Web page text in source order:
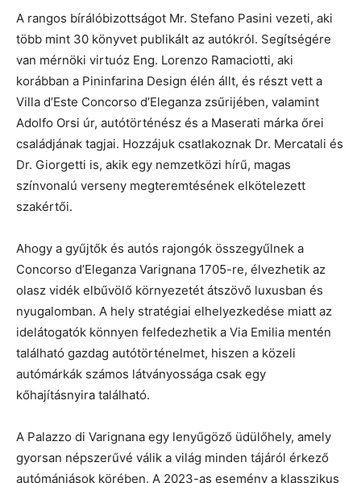
A rangos bírálóbizottságot Mr. Stefano Pasini vezeti, aki
több mint 30 könyvet publikált az autókról. Segítségére
van mérnöki virtuóz Eng. Lorenzo Ramaciotti, aki
korábban a Pininfarina Design élén állt, és részt vett a
Villa d’Este Concorso d’Eleganza zsűrijében, valamint
Adolfo Orsi úr, autótörténész és a Maserati márka őrei
családjának tagjai. Hozzájuk csatlakoznak Dr. Mercatali és
Dr. Giorgetti is, akik egy nemzetközi hírű, magas
színvonalú verseny megteremtésének elkötelezett
szakértői.
Ahogy a gyűjtők és autós rajongók összegyűlnek a
Concorso d’Eleganza Varignana 1705-re, élvezhetik az
olasz vidék elbűvölő környezetét átszövő luxusban és
nyugalomban. A hely stratégiai elhelyezkedése miatt az
idelátogatók könnyen felfedezhetik a Via Emilia mentén
található gazdag autótörténelmet, hiszen a közeli
autómárkák számos látványossága csak egy
kőhajításnyira található.
A Palazzo di Varignana egy lenyűgöző üdülőhely, amely
gyorsan népszerűvé válik a világ minden tájáról érkező
autómániások körében. A 2023-as esemény a klasszikus